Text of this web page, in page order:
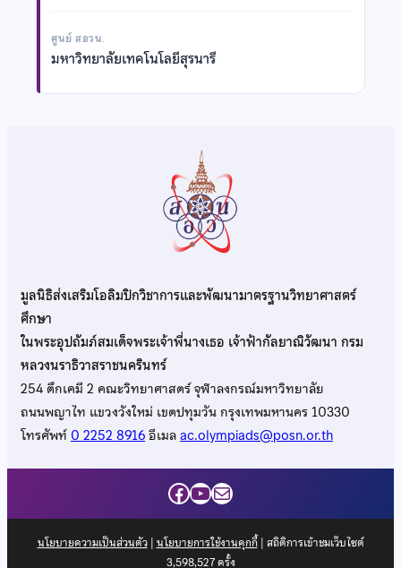
ศูนย์ สอวน.
มหาวิทยาลัยเทคโนโลยีสุรนารี
มูลนิธิส่งเสริมโอลิมปิกวิชาการและพัฒนามาตรฐานวิทยาศาสตร์
ศึกษา
ในพระอุปถัมภ์สมเด็จพระเจ้าพี่นางเธอ เจ้าฟ้ากัลยาณิวัฒนา กรม
หลวงนราธิวาสราชนครินทร์
254 ตึกเคมี 2 คณะวิทยาศาสตร์ จุฬาลงกรณ์มหาวิทยาลัย
ถนนพญาไท แขวงวังใหม่ เขตปทุมวัน กรุงเทพมหานคร 10330
โทรศัพท์0 2252 8916อีเมลac.olympiads@posn.or.th
Facebook
YouTube
Mail
นโยบายความเป็นส่วนตัว| นโยบายการใช้งานคุกกี้| สถิติการเข้าชมเว็บไซต์
3,598,527ครั้ง